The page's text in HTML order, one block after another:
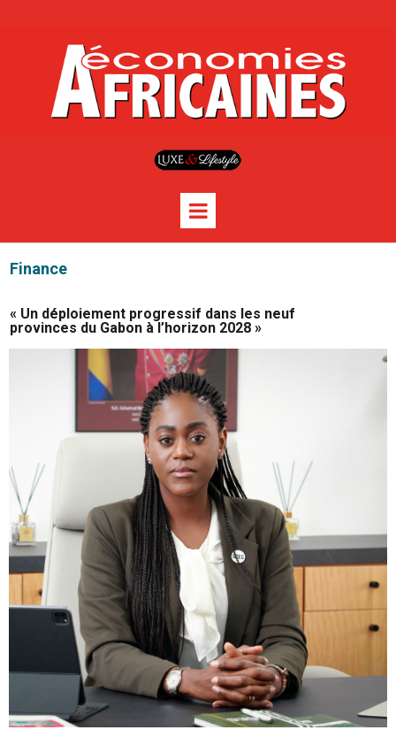
Finance
« Un déploiement progressif dans les neuf
provinces du Gabon à l’horizon 2028 »